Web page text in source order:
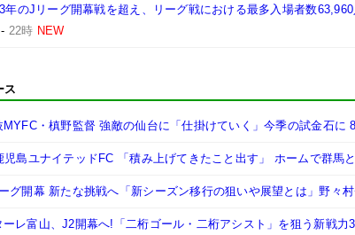
年のJリーグ開幕戦を超え、リーグ戦における最多入場者数
22時 NEW
ス
MYFC・槙野監督 強敵の仙台に「仕掛けていく」今季の試金石に
児島ユナイテッドFC 「積み上げてきたこと出す」 ホームで群馬
グ開幕 新たな挑戦へ「新シーズン移行の狙いや展望とは」野々村
ーレ富山、J2開幕へ!「二桁ゴール・二桁アシスト」を狙う新戦力